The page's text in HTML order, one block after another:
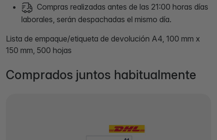
Compras realizadas antes de las 21:00 horas días
laborales, serán despachadas el mismo día.
Lista de empaque/etiqueta de devolución A4, 100 mm x
150 mm, 500 hojas
Comprados juntos habitualmente